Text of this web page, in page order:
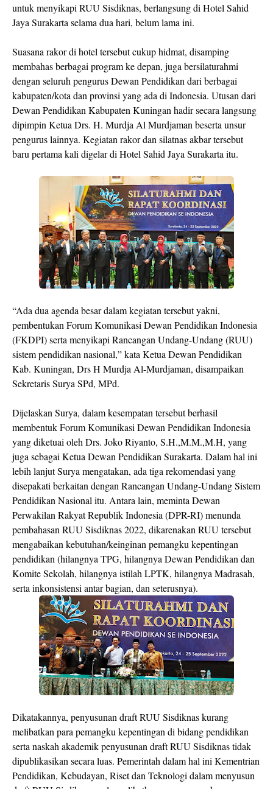
untuk menyikapi RUU Sisdiknas, berlangsung di Hotel Sahid
Jaya Surakarta selama dua hari, belum lama ini.
Suasana rakor di hotel tersebut cukup hidmat, disamping
membahas berbagai program ke depan, juga bersilaturahmi
dengan seluruh pengurus Dewan Pendidikan dari berbagai
kabupaten/kota dan provinsi yang ada di Indonesia. Utusan dari
Dewan Pendidikan Kabupaten Kuningan hadir secara langsung
dipimpin Ketua Drs. H. Murdja Al Murdjaman beserta unsur
pengurus lainnya. Kegiatan rakor dan silatnas akbar tersebut
baru pertama kali digelar di Hotel Sahid Jaya Surakarta itu.
“Ada dua agenda besar dalam kegiatan tersebut yakni,
pembentukan Forum Komunikasi Dewan Pendidikan Indonesia
(FKDPI) serta menyikapi Rancangan Undang-Undang (RUU)
sistem pendidikan nasional,” kata Ketua Dewan Pendidikan
Kab. Kuningan, Drs H Murdja Al-Murdjaman, disampaikan
Sekretaris Surya SPd, MPd.
Dijelaskan Surya, dalam kesempatan tersebut berhasil
membentuk Forum Komunikasi Dewan Pendidikan Indonesia
yang diketuai oleh Drs. Joko Riyanto, S.H.,M.M.,M.H, yang
juga sebagai Ketua Dewan Pendidikan Surakarta. Dalam hal ini
lebih lanjut Surya mengatakan, ada tiga rekomendasi yang
disepakati berkaitan dengan Rancangan Undang-Undang Sistem
Pendidikan Nasional itu. Antara lain, meminta Dewan
Perwakilan Rakyat Republik Indonesia (DPR-RI) menunda
pembahasan RUU Sisdiknas 2022, dikarenakan RUU tersebut
mengabaikan kebutuhan/keinginan pemangku kepentingan
pendidikan (hilangnya TPG, hilangnya Dewan Pendidikan dan
Komite Sekolah, hilangnya istilah LPTK, hilangnya Madrasah,
serta inkonsistensi antar bagian, dan seterusnya).
Dikatakannya, penyusunan draft RUU Sisdiknas kurang
melibatkan para pemangku kepentingan di bidang pendidikan
serta naskah akademik penyusunan draft RUU Sisdiknas tidak
dipublikasikan secara luas. Pemerintah dalam hal ini Kementrian
Pendidikan, Kebudayan, Riset dan Teknologi dalam menyusun